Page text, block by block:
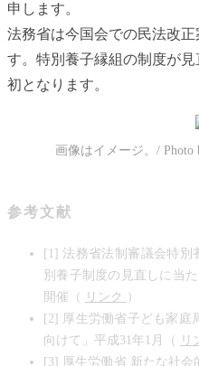
申します。
法務省は今国会での民法改
す。特別養子縁組の制度が
初となります。
画像はイメージ。/ Photo
参考文献
[1] 法務省法制審議会特別
別養子制度の見直しに当
開催（
リンク
）
[2] 厚生労働省子ども家庭
向けて」平成31年1月（
リ
[3] 厚生労働省 新たな社